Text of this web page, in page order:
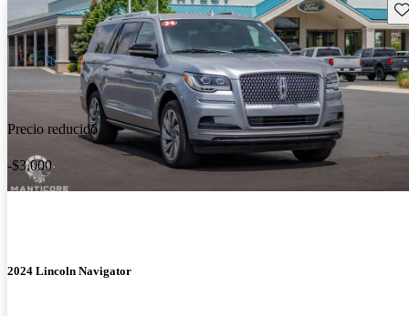
Precio reducido
-$3,000
2024 Lincoln Navigator